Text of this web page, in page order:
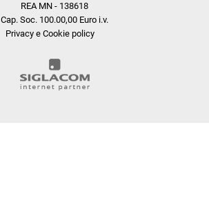
REA MN - 138618
Cap. Soc. 100.00,00 Euro i.v.
Privacy e Cookie policy